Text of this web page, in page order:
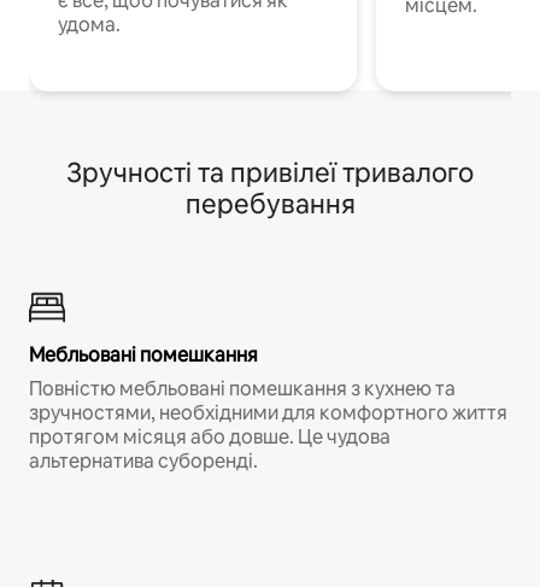
удома.
Зручності та привілеї тривалого
перебування
Мебльовані помешкання
Повністю мебльовані помешкання з кухнею та
зручностями, необхідними для комфортного життя
протягом місяця або довше. Це чудова
альтернатива суборенді.